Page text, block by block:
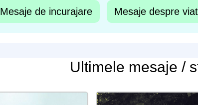
Mesaje de incurajare Mesaje despre
Ultimele mesaje /